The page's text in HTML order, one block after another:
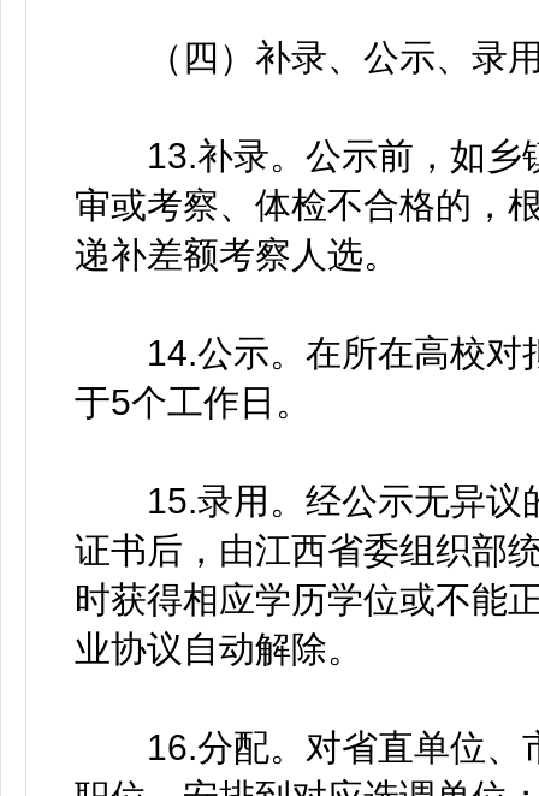
（四）补录、公示、录
13.补录。公示前，如乡
审或考察、体检不合格的，
递补差额考察人选。
14.公示。在所在高校对
于5个工作日。
15.录用。经公示无异议
证书后，由江西省委组织部
时获得相应学历学位或不能
业协议自动解除。
16.分配。对省直单位、